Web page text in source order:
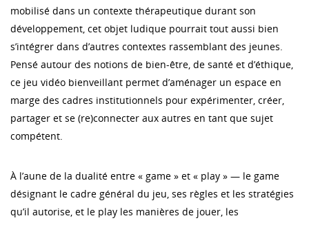
mobilisé dans un contexte thérapeutique durant son
développement, cet objet ludique pourrait tout aussi bien
s’intégrer dans d’autres contextes rassemblant des jeunes.
Pensé autour des notions de bien-être, de santé et d’éthique,
ce jeu vidéo bienveillant permet d’aménager un espace en
marge des cadres institutionnels pour expérimenter, créer,
partager et se (re)connecter aux autres en tant que sujet
compétent.
À l’aune de la dualité entre « game » et « play » — le game
désignant le cadre général du jeu, ses règles et les stratégies
qu’il autorise, et le play les manières de jouer, les